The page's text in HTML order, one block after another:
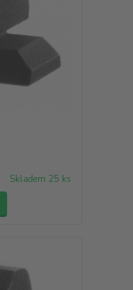
Skladem 25 ks